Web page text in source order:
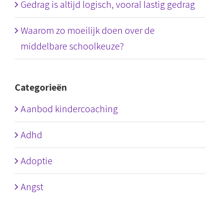
Gedrag is altijd logisch, vooral lastig gedrag
Waarom zo moeilijk doen over de
middelbare schoolkeuze?
Categorieën
Aanbod kindercoaching
Adhd
Adoptie
Angst